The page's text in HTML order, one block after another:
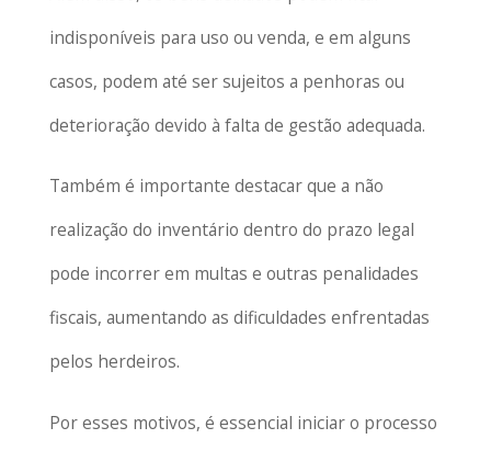
indisponíveis para uso ou venda, e em alguns
casos, podem até ser sujeitos a penhoras ou
deterioração devido à falta de gestão adequada.
Também é importante destacar que a não
realização do inventário dentro do prazo legal
pode incorrer em multas e outras penalidades
fiscais, aumentando as dificuldades enfrentadas
pelos herdeiros.
Por esses motivos, é essencial iniciar o processo